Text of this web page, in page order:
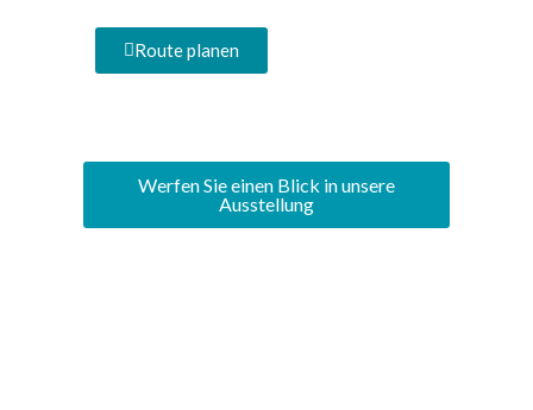
Route planen
Werfen Sie einen Blick in unsere
Ausstellung